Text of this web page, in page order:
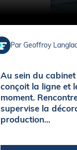
Par Geoffroy
Au sein du
conçoit la ligne et
moment.
supervise la
production...